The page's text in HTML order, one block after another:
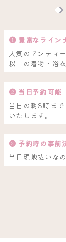
❶ 豊富なライン
人気のアンティ
以上の着物・浴
❷ 当日予約可能
当日の朝8時ま
いたします。
❸ 予約時の事前
当日現地払いな